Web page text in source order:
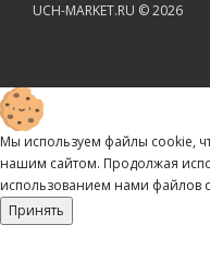
UCH-MARKET.RU © 2026
Мы используем файлы cookie,
нашим сайтом. Продолжая
использованием нами файлов
Принять